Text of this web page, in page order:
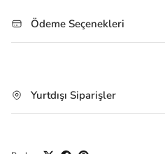
Ödeme Seçenekleri
Yurtdışı Siparişler